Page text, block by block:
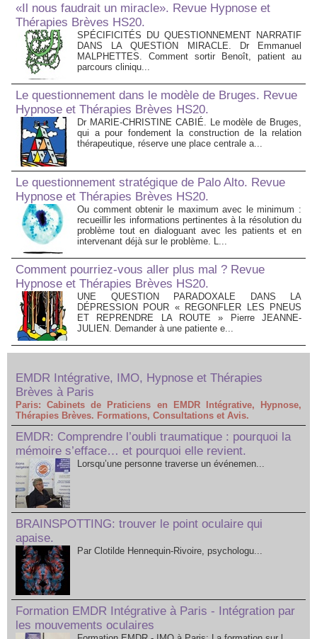
«Il nous faudrait un miracle». Revue Hypnose et
Thérapies Brèves HS20.
SPÉCIFICITÉS DU QUESTIONNEMENT NARRATIF
DANS LA QUESTION MIRACLE. Dr Emmanuel
MALPHETTES. Comment sortir Benoît, patient au
parcours cliniqu...
Le questionnement dans le modèle de Bruges. Revue
Hypnose et Thérapies Brèves HS20.
Dr MARIE-CHRISTINE CABIÉ. Le modèle de Bruges,
qui a pour fondement la construction de la relation
thérapeutique, réserve une place centrale a...
Le questionnement stratégique de Palo Alto. Revue
Hypnose et Thérapies Brèves HS20.
Ou comment obtenir le maximum avec le minimum :
recueillir les informations pertinentes à la résolution du
problème tout en dialoguant avec les patients et en
intervenant déjà sur le problème. L...
Comment pourriez-vous aller plus mal ? Revue
Hypnose et Thérapies Brèves HS20.
UNE QUESTION PARADOXALE DANS LA
DÉPRESSION POUR « REGONFLER LES PNEUS
ET REPRENDRE LA ROUTE » Pierre JEANNE-
JULIEN. Demander à une patiente e...
EMDR Intégrative, IMO, Hypnose et Thérapies
Brèves à Paris
Paris: Cabinets de Praticiens en EMDR Intégrative, Hypnose,
Thérapies Brèves. Formations, Consultations et Avis.
EMDR: Comprendre l’oubli traumatique : pourquoi la
mémoire s’efface… et pourquoi elle revient.
Lorsqu’une personne traverse un événemen...
BRAINSPOTTING: trouver le point oculaire qui
apaise.
Par Clotilde Hennequin-Rivoire, psychologu...
Formation EMDR Intégrative à Paris - Intégration par
les mouvements oculaires